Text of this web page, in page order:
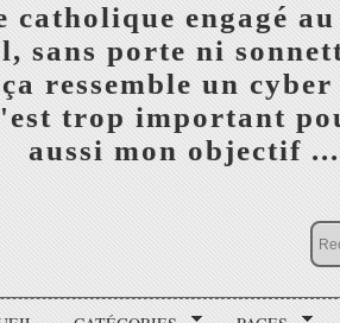
catholique engagé
sans porte ni
ressemble un
trop important
aussi mon objectif ...